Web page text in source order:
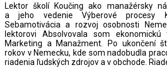
Lektor školí Koučing ako manažérsky
a jeho vedenie Výberové procesy
Sebamotivácia a rozvoj osobnosti
lektorovi Absolvovala som
Marketing a Manažment. Po ukončení
rokov v Nemecku, kde som nadobudla
riadenia ľudských zdrojov a v obchode.